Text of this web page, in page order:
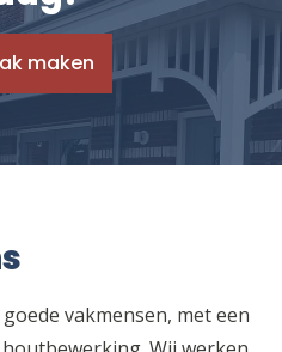
maken
vakmensen, met een